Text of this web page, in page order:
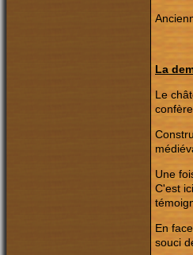
La
Le
Une
C'est
En
souci